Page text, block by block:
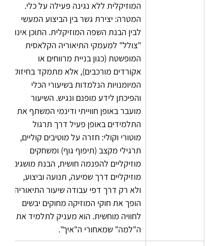
המוזיקלית ללא נגינה פעילה על כלי.
המטרה: יצירת גשר בין הביצוע המעשי
לבין הבנת השפה המוזיקלית. התוכן אינו
"צולל" למעמקי התיאוריה הקלאסית
המופשטת (כגון בניית מרווחים או
אקורדים מורכבים), אלא מתמקד בחיזוק
המיומנויות הנלמדות בשיעורי הכלי
והפיכתן לידע מופנם ונגיש. השיעור
מועבר באופן חווייתי ודינמי המשתף את
התלמידים באופן פעיל דרך תרגול
מוטורי וקולי: חזרה על מוטיבים קוליים,
תרגילי מקצב (תיפוף גוף) ומשחקים
מוזיקליים להפנמה חושית, הבנת מושגים
מוזיקליים דרך שמיעה, תנועה וביצוע,
ולא רק דרך דפי עבודה שיעור התיאוריה
הופך את חוקי המוזיקה מחוקים יבשים
לחוויה מוחשית. הוא מעניק לתלמיד את
ה"למה" שמאחורי ה"איך".